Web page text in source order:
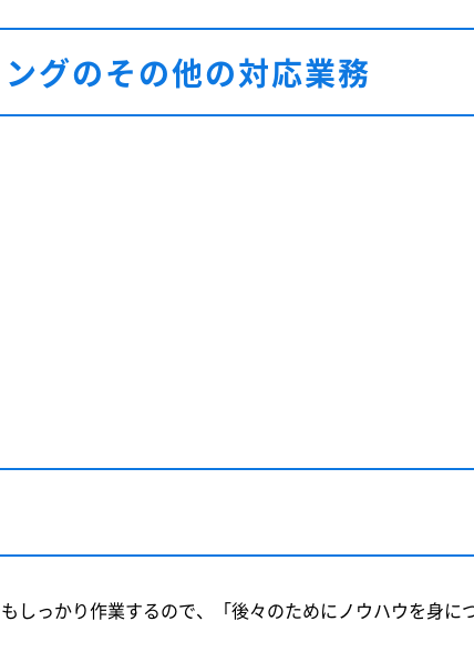
グのその他の対応業務
しっかり作業するので、「後々のためにノウハウを身に